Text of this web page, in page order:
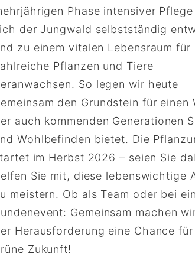
Phase intensiver Pflege
der Jungwald selbstständig
zu einem vitalen Lebensraum für
Pflanzen und Tiere
So legen wir heute
den Grundstein für einen
auch kommenden Generationen
Wohlbefinden bietet. Die
im Herbst 2026 – seien Sie
Sie mit, diese lebenswichtige
meistern. Ob als Team oder bei
Gemeinsam machen
Herausforderung eine Chance für
Zukunft!